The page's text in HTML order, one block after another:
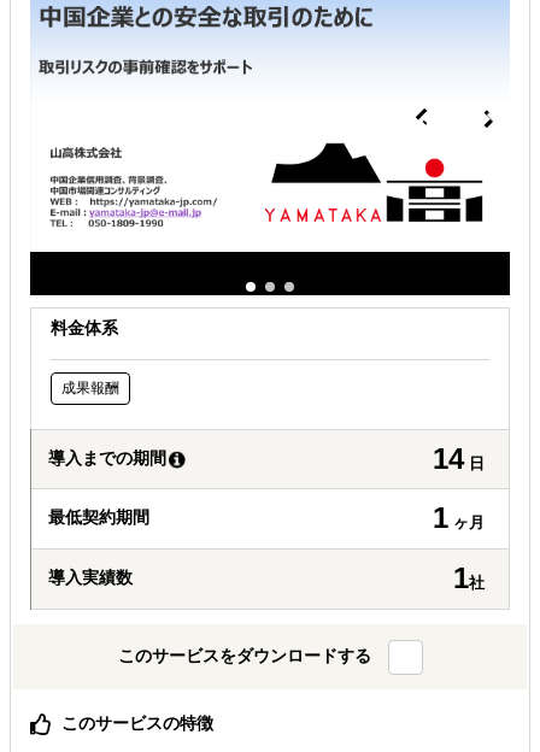
どの国に進出するべきか決めたい
有効なプロモーション方法を探している
料金体系
成果報酬
導入までの期間 14日
最低契約期間 1 ヶ月
導入実績数 1社
このサービスをダウンロードする
このサービスの特徴